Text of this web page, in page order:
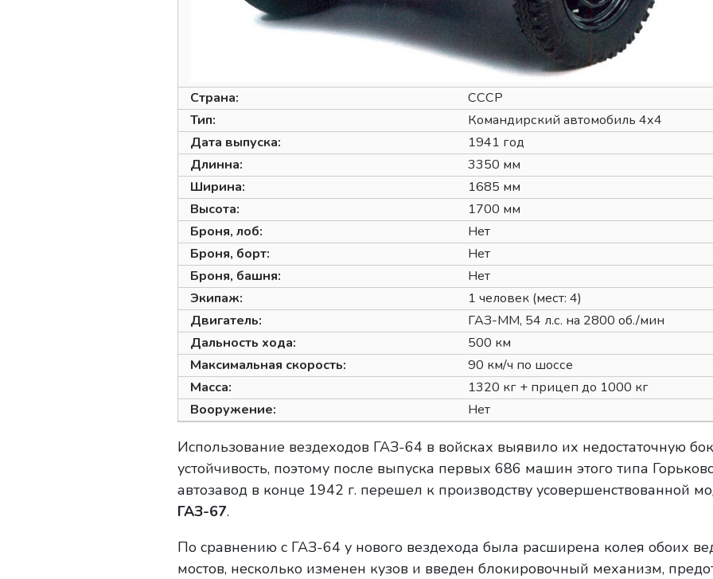
Страна:
СССР
Тип:
Командирский автомобиль 4x4
Дата выпуска:
1941 год
Длинна:
3350 мм
Ширина:
1685 мм
Высота:
1700 мм
Броня, лоб:
Нет
Броня, борт:
Нет
Броня, башня:
Нет
Экипаж:
1 человек (мест: 4)
Двигатель:
ГАЗ-ММ, 54 л.с. на 2800 об./мин
Дальность хода:
500 км
Максимальная скорость:
90 км/ч по шоссе
Масса:
1320 кг + прицеп до 1000 кг
Вооружение:
Нет
Использование вездеходов ГАЗ-64 в войсках выявило их недостаточную
устойчивость, поэтому после выпуска первых 686 машин этого типа
автозавод в конце 1942 г. перешел к производству усовершенствованной
ГАЗ-67.
По сравнению с ГАЗ-64 у нового вездехода была расширена колея обоих
мостов, несколько изменен кузов и введен блокировочный механизм,